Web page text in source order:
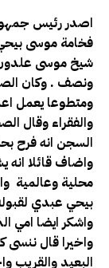
فخامة موسى
شيخ موسى
ونصف . وكان
ومتطوعا يعمل
والفقراء وقال
السجن انه فرح
واضاف قائلا
محلية وعالمية
بيحي عبدي
واشكر ايضا امي
واخيرا قال
البعيد والقريب